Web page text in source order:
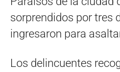
sorprendidos por tres
ingresaron para
Los delincuentes